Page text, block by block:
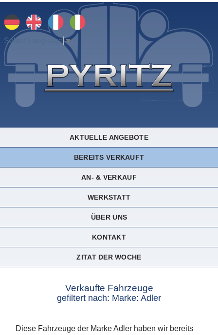
Select Language▼
AKTUELLE ANGEBOTE
BEREITS VERKAUFT
AN- & VERKAUF
WERKSTATT
ÜBER UNS
KONTAKT
ZITAT DER WOCHE
Verkaufte Fahrzeuge
gefiltert nach: Marke: Adler
Diese Fahrzeuge der Marke Adler haben wir bereits